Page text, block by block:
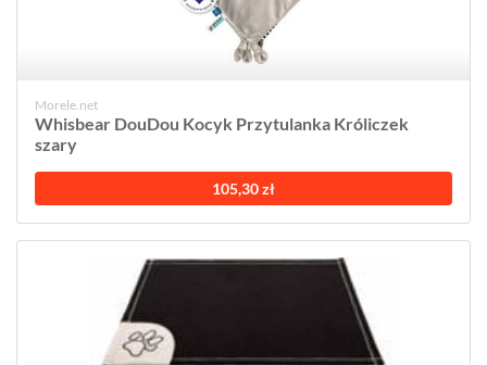
Morele.net
Whisbear DouDou Kocyk Przytulanka Króliczek
szary
105,30 zł